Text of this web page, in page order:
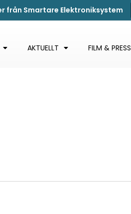
från Smartare Elektroniksystem
AKTUELLT FILM & PRESS